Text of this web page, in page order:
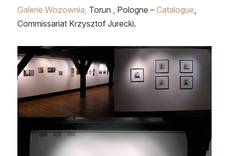
Galerie Wozownia, Torun , Pologne – Catalogue
Commissariat Krzysztof Jurecki.